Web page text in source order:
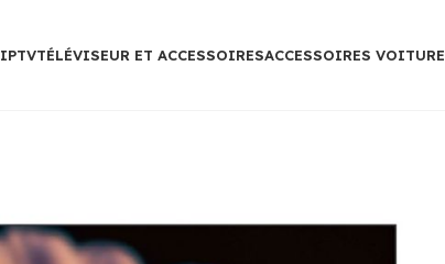
IPTVTÉLÉVISEUR ET ACCESSOIRESACCESSOIRES VOITURE